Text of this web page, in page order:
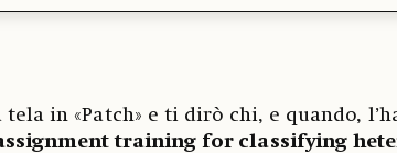
in «Patch» e ti dirò chi, e quando,
training for classifying